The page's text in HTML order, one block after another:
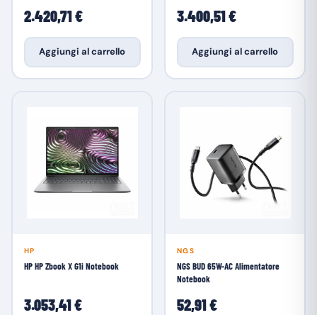
2.420,71 €
Aggiungi al carrello
3.400,51 €
Aggiungi al carrello
HP
HP HP Zbook X G1i Notebook
3.053,41 €
NGS
NGS BUD 65W-AC Alimentatore
Notebook
52,91 €